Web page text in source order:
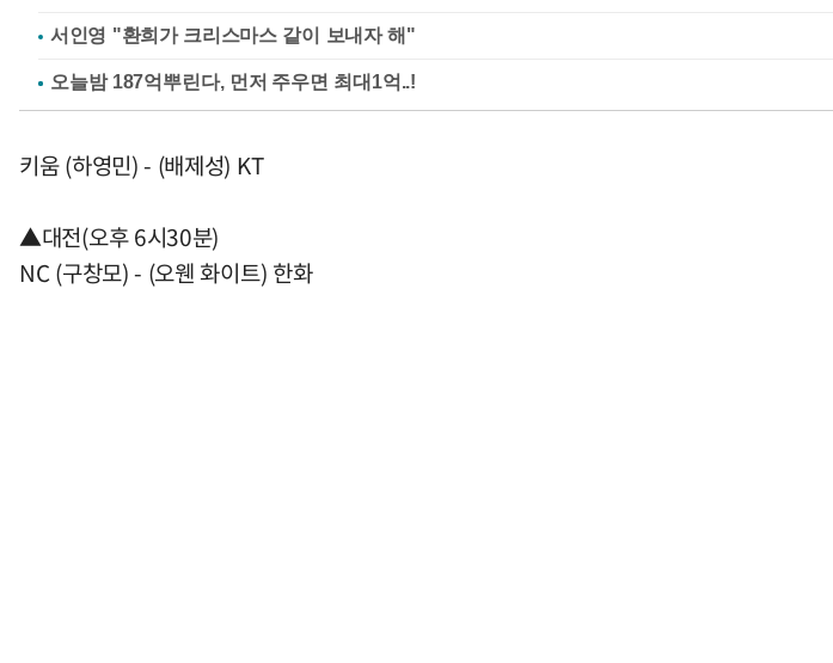
서인영 "환희가 크리스마스 같이 보내자 해"
키움 (하영민) - (배제성) KT
▲대전(오후 6시30분)
NC (구창모) - (오웬 화이트) 한화